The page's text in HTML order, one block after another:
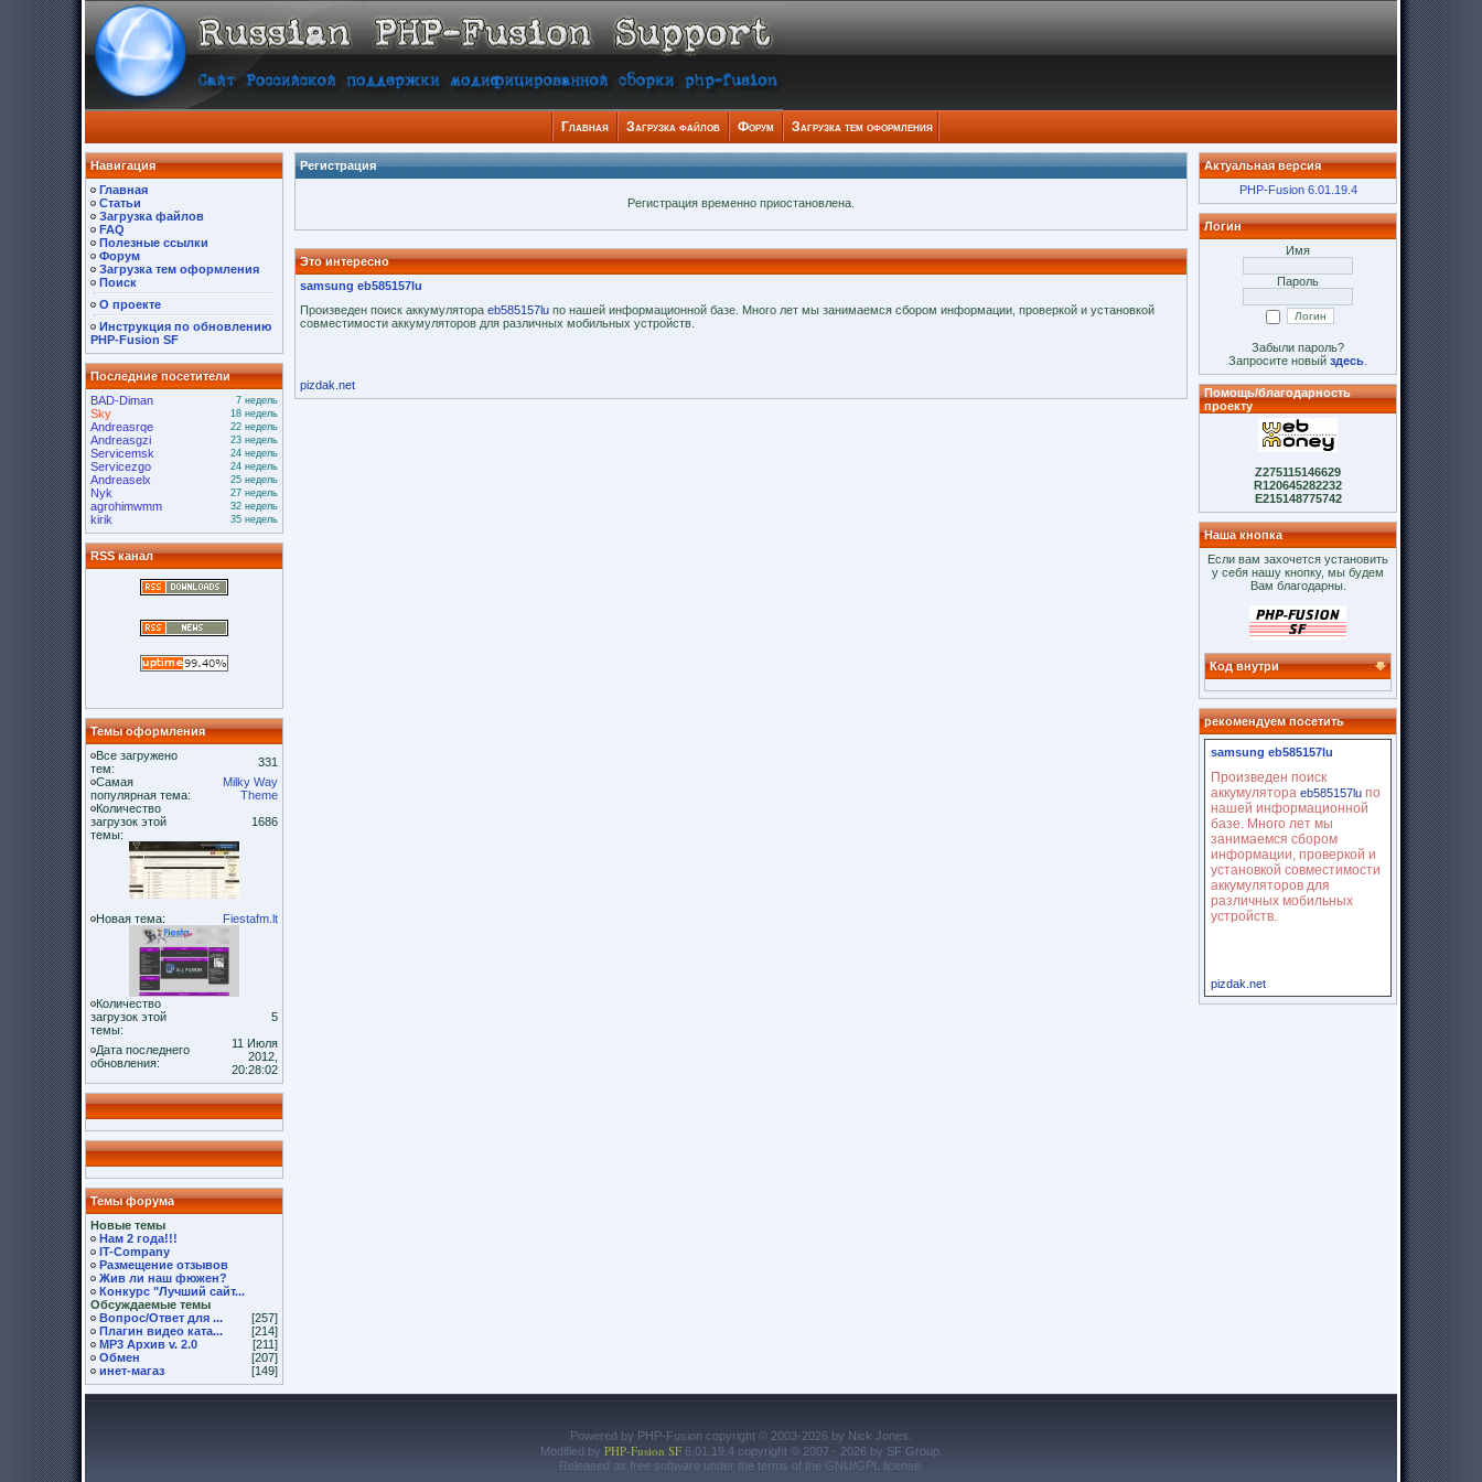
Главная Загрузка файлов Форум Загрузка тем оформления
Навигация
Главная
Статьи
Загрузка файлов
FAQ
Полезные ссылки
Форум
Загрузка тем оформления
Поиск
О проекте
Инструкция по обновлению
PHP-Fusion SF
Последние посетители
BAD-Diman
7 недель
Sky 18 недель
Andreasrqe 22 недель
Andreasgzi 23 недель
Servicemsk 24 недель
Servicezgo 24 недель
Andreaselx 25 недель
Nyk 27 недель
agrohimwmm 32 недель
kirik 35 недель
RSS канал
Темы оформления
Все загружено
тем:
331
Самая
популярная тема:
Milky Way
Theme
Количество
загрузок этой
темы:
1686
Новая тема: Fiestafm.lt
Количество
загрузок этой
темы:
5
Дата последнего
обновления:
11 Июля
2012,
20:28:02
Темы форума
Новые темы
Нам 2 года!!!
IT-Company
Размещение отзывов
Жив ли наш фюжен?
Конкурс "Лучший сайт...
Обсуждаемые темы
Вопрос/Ответ для ...
[257]
Плагин видео ката...
[214]
MP3 Архив v. 2.0
[211]
Обмен
[207]
инет-магаз
[149]
Регистрация
Регистрация временно приостановлена.
Это интересно
samsung eb585157lu
Произведен поиск аккумулятора eb585157lu по нашей информационной базе. Много лет мы занимаемся сбором информации, проверкой и установкой
совместимости аккумуляторов для различных мобильных устройств.
pizdak.net
Актуальная версия
PHP-Fusion 6.01.19.4
Логин
Имя
Пароль
Забыли пароль?
Запросите новый здесь
Помощь/благодарность
проекту
Z275115146629
R120645282232
E215148775742
Наша кнопка
Если вам захочется установить
у себя нашу кнопку, мы будем
Вам благодарны.
Код внутри
рекомендуем посетить
samsung eb585157lu
Произведен поиск
аккумулятора eb585157lu по
нашей информационной
базе. Много лет мы
занимаемся сбором
информации, проверкой и
установкой совместимости
аккумуляторов для
различных мобильных
устройств.
pizdak.net
Powered by PHP-Fusion copyright © 2003-2026 by Nick Jones.
Modified by PHP-Fusion SF6.01.19.4 copyright © 2007 - 2026 by SF Group.
Released as free software under the terms of the GNU/GPL license.